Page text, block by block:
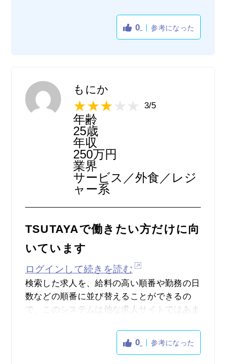
した。また単発や短期、少ないシフトで働け
探したい時には、ここは特に良かったです。
求人件数は少ないですが、働きたいエリアに
単発や短期の求人がなかったことは今までな
かったのでそれなり使い勝手が良いです。
0 参考になった
もにか
3/5
年齢
25歳
年収
250万円
業界
サービス／外食／レジ
ャー系
TSUTAYAで働きたい方だけに向
いています
ログインして続きを読む
検索した求人を、給料の高い順番や勤務の日
数などの順番に並び替えることができるの
で、このシステムは他な求人サイトではあま
ですし、特に地方だと条件で検索をかけても
0 参考になった